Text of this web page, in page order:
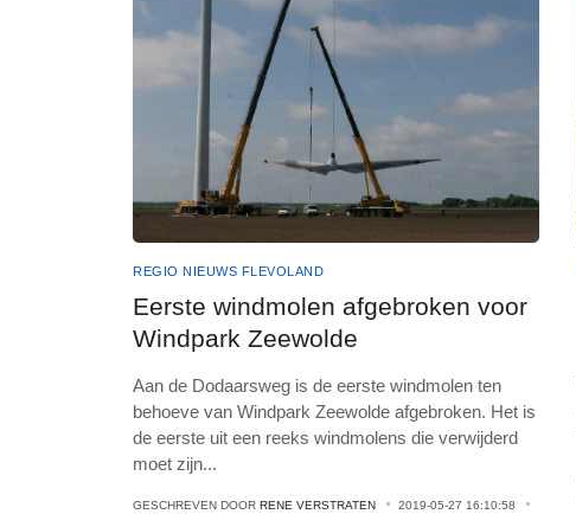
REGIO NIEUWS FLEVOLAND
Eerste windmolen afgebroken voor
Windpark Zeewolde
Aan de Dodaarsweg is de eerste windmolen ten
behoeve van Windpark Zeewolde afgebroken. Het is
de eerste uit een reeks windmolens die verwijderd
moet zijn...
GESCHREVEN DOOR RENE VERSTRATEN
2019-05-27 16:10:58